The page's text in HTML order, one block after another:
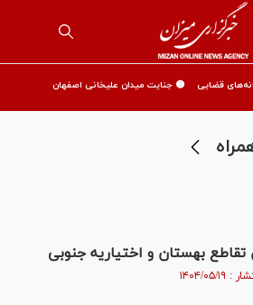
قضایی 🟡 جنایت میدان علیخانی اصفهان
بهستان و اختیاریه جنوبی